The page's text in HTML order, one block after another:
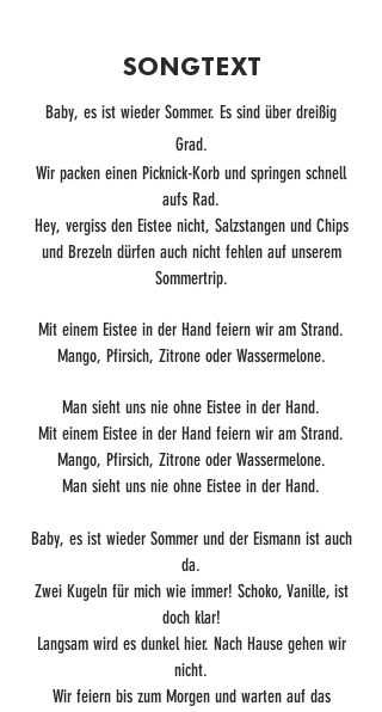
SONGTEXT
Baby, es ist wieder Sommer. Es sind über dreißig
Grad.
Wir packen einen Picknick-Korb und springen schnell
aufs Rad.
Hey, vergiss den Eistee nicht, Salzstangen und Chips
und Brezeln dürfen auch nicht fehlen auf unserem
Sommertrip.
Mit einem Eistee in der Hand feiern wir am Strand.
Mango, Pfirsich, Zitrone oder Wassermelone.
Man sieht uns nie ohne Eistee in der Hand.
Mit einem Eistee in der Hand feiern wir am Strand.
Mango, Pfirsich, Zitrone oder Wassermelone.
Man sieht uns nie ohne Eistee in der Hand.
Baby, es ist wieder Sommer und der Eismann ist auch
da.
Zwei Kugeln für mich wie immer! Schoko, Vanille, ist
doch klar!
Langsam wird es dunkel hier. Nach Hause gehen wir
nicht.
Wir feiern bis zum Morgen und warten auf das